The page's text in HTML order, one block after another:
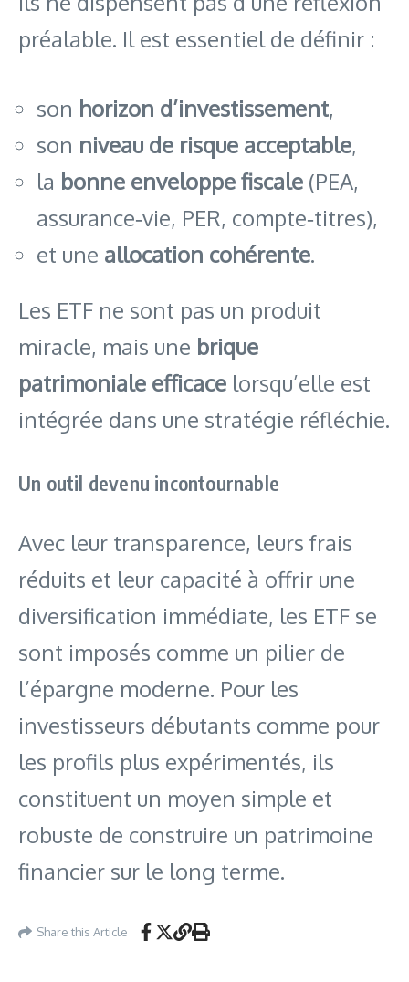
préalable. Il est essentiel de définir :
son horizon d’investissement,
son niveau de risque acceptable,
la bonne enveloppe fiscale (PEA,
assurance‑vie, PER, compte‑titres),
et une allocation cohérente.
Les ETF ne sont pas un produit
miracle, mais une brique
patrimoniale efficace lorsqu’elle est
intégrée dans une stratégie réfléchie.
Un outil devenu incontournable
Avec leur transparence, leurs frais
réduits et leur capacité à offrir une
diversification immédiate, les ETF se
sont imposés comme un pilier de
l’épargne moderne. Pour les
investisseurs débutants comme pour
les profils plus expérimentés, ils
constituent un moyen simple et
robuste de construire un patrimoine
financier sur le long terme.
Share this Article